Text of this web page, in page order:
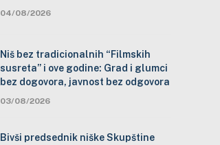
04/08/2026
Niš bez tradicionalnih “Filmskih
susreta” i ove godine: Grad i glumci
bez dogovora, javnost bez odgovora
03/08/2026
Bivši predsednik niške Skupštine